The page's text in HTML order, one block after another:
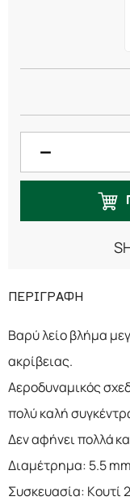
ΠΕΡΙΓΡΑΦΗ
Βαρύ λείο βλήμα
ακρίβειας.
Αεροδυναμικός
πολύ καλή
Δεν αφήνει πολλά
Διαμέτρημα: 5.5
Συσκευασία: Κουτί